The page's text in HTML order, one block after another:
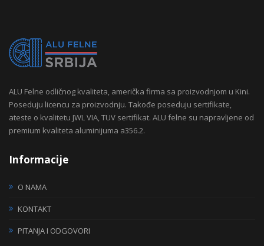
ALU Felne odličnog kvaliteta, američka firma sa proizvodnjom u Kini.
Poseduju licencu za proizvodnju. Takođe poseduju sertifikate,
ateste o kvalitetu JWL VIA, TUV sertifikat. ALU felne su napravljene od
premium kvaliteta aluminijuma a356.2.
Informacije
O NAMA
KONTAKT
PITANJA I ODGOVORI